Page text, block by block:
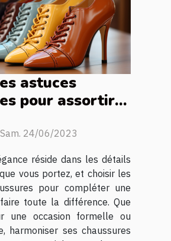
astuces
pour assortir
et paraître
Sam. 24/06/2023
réside dans les détails
vous portez, et choisir les
pour compléter une
toute la différence. Que
une occasion formelle ou
harmoniser ses chaussures